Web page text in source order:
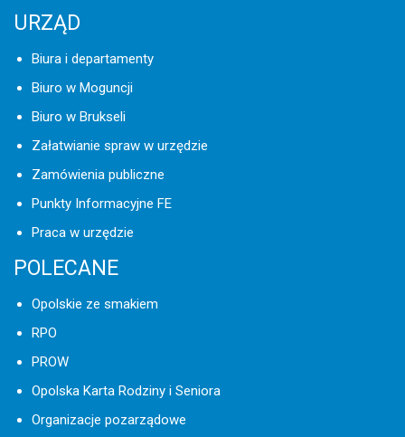
URZĄD
Biura i departamenty
Biuro w Moguncji
Biuro w Brukseli
Załatwianie spraw w urzędzie
Zamówienia publiczne
Punkty Informacyjne FE
Praca w urzędzie
POLECANE
Opolskie ze smakiem
RPO
PROW
Opolska Karta Rodziny i Seniora
Organizacje pozarządowe